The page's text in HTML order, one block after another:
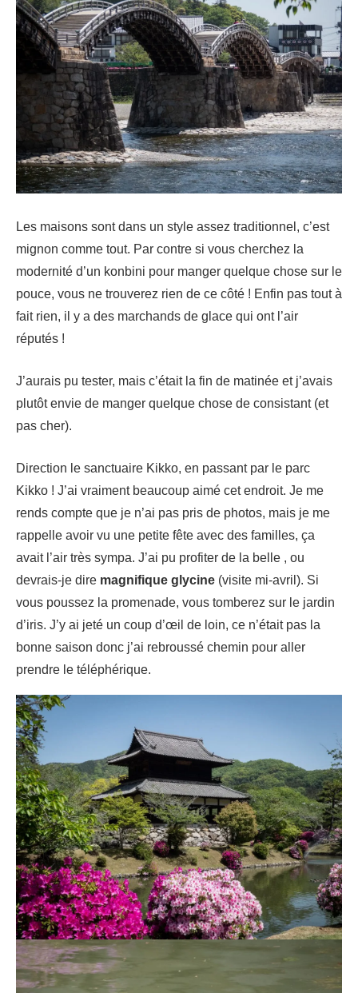
Les maisons sont dans un style assez traditionnel, c’est
mignon comme tout. Par contre si vous cherchez la
modernité d’un konbini pour manger quelque chose sur le
pouce, vous ne trouverez rien de ce côté ! Enfin pas tout à
fait rien, il y a des marchands de glace qui ont l’air
réputés !
J’aurais pu tester, mais c’était la fin de matinée et j’avais
plutôt envie de manger quelque chose de consistant (et
pas cher).
Direction le sanctuaire Kikko, en passant par le parc
Kikko ! J’ai vraiment beaucoup aimé cet endroit. Je me
rends compte que je n’ai pas pris de photos, mais je me
rappelle avoir vu une petite fête avec des familles, ça
avait l’air très sympa. J’ai pu profiter de la belle , ou
devrais-je dire magnifique glycine (visite mi-avril). Si
vous poussez la promenade, vous tomberez sur le jardin
d’iris. J’y ai jeté un coup d’œil de loin, ce n’était pas la
bonne saison donc j’ai rebroussé chemin pour aller
prendre le téléphérique.